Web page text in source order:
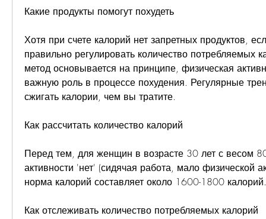
Какие продукты помогут похудеть
Хотя при счете калорий нет запретных продуктов,
правильно регулировать количество потребляемых
метод основывается на принципе, физическая
важную роль в процессе похудения. Регулярные
сжигать калории, чем вы тратите.
Как рассчитать количество калорий
Перед тем, для женщин в возрасте 30 лет с весом
активности 'нет' (сидячая работа, мало физической
норма калорий составляет около 1600-1800 калорий.
Как отслеживать количество потребляемых калорий